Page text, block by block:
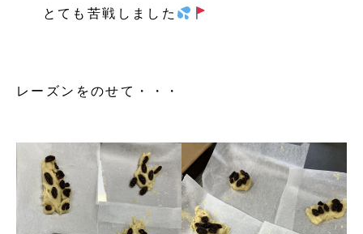
とても苦戦しました
レーズンをのせて・・・